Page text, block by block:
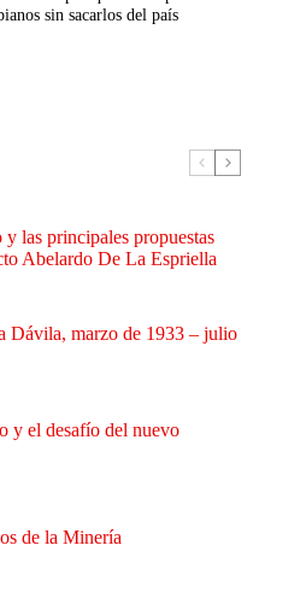
sin sacarlos del país
y las principales propuestas
Abelardo De La Espriella
Dávila, marzo de 1933 – julio
y el desafío del nuevo
de la Minería